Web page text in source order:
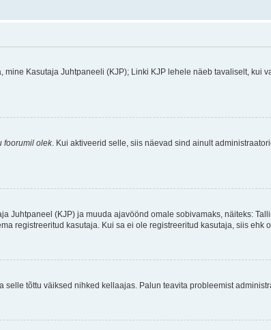
Kasutaja Juhtpaneeli (KJP); Linki KJP lehele näeb tavaliselt, kui
foorumil olek. Kui aktiveerid selle, siis näevad sind ainult
(KJP) ja muuda ajavöönd omale sobivamaks, näiteks:
registreeritud kasutaja. Kui sa ei ole registreeritud kasutaja, siis ehk
tõttu väiksed nihked kellaajas. Palun teavita probleemist